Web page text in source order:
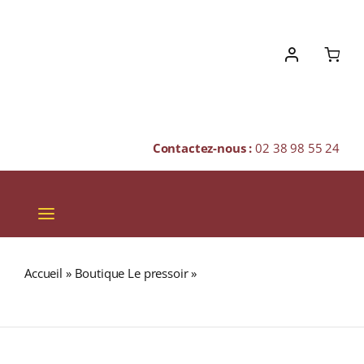
Contactez-nous :02 38 98 55 24
Toggle
Navigation
SPIRITUEUX
Accueil » Boutique Le pressoir»